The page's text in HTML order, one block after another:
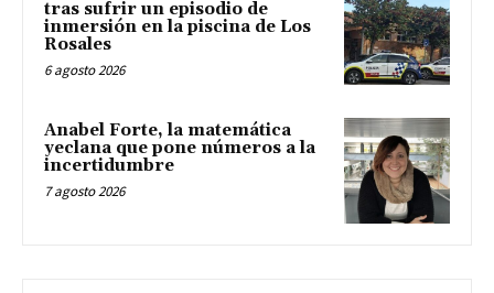
tras sufrir un episodio de
inmersión en la piscina de Los
Rosales
6 agosto 2026
Anabel Forte, la matemática
yeclana que pone números a la
incertidumbre
7 agosto 2026